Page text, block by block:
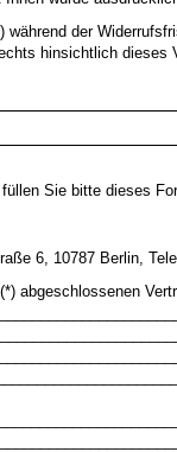
während der
hinsichtlich
Sie bitte dieses
6, 10787 Berlin,
abgeschlossenen